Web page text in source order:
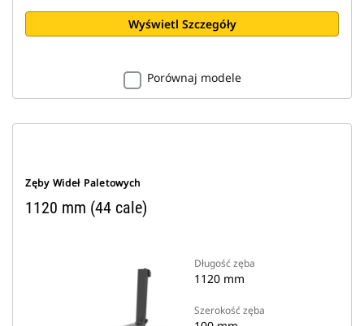
Wyświetl Szczegóły
Porównaj modele
Zęby Wideł Paletowych
1120 mm (44 cale)
Długość zęba
1120 mm
Szerokość zęba